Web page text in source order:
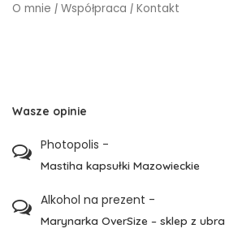
O mnie | Współpraca | Kontakt
Wasze opinie
Photopolis -
Mastiha kapsułki Mazowieckie
Alkohol na prezent -
Marynarka OverSize – sklep z